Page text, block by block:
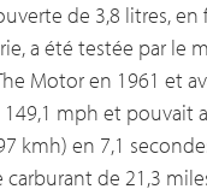
de 3,8 litres, en
a été testée par le
Motor en 1961 et
mph et pouvait
kmh) en 7,1
de 21,3